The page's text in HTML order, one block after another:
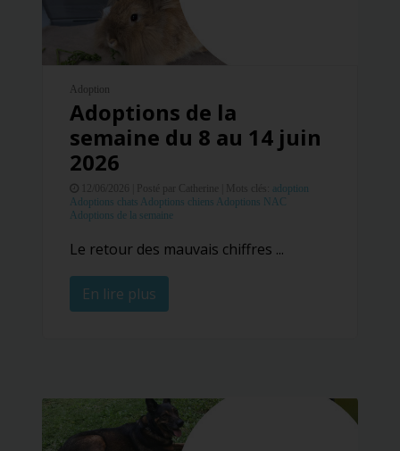
Adoption
Adoptions de la
semaine du 8 au 14 juin
2026
Posté par Catherine | Mots clés: adoption
Adoptions chats Adoptions chiens Adoptions NAC
Adoptions de la semaine
Le retour des mauvais chiffres ...
En lire plus